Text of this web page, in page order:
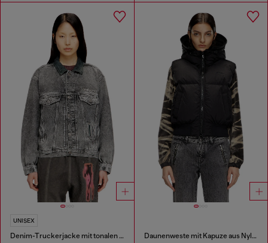
UNISEX
Denim-Truckerjacke mit tonalen Lederbesätzen Daunenweste mit Kapuze aus Nylon in Knitter-Optik